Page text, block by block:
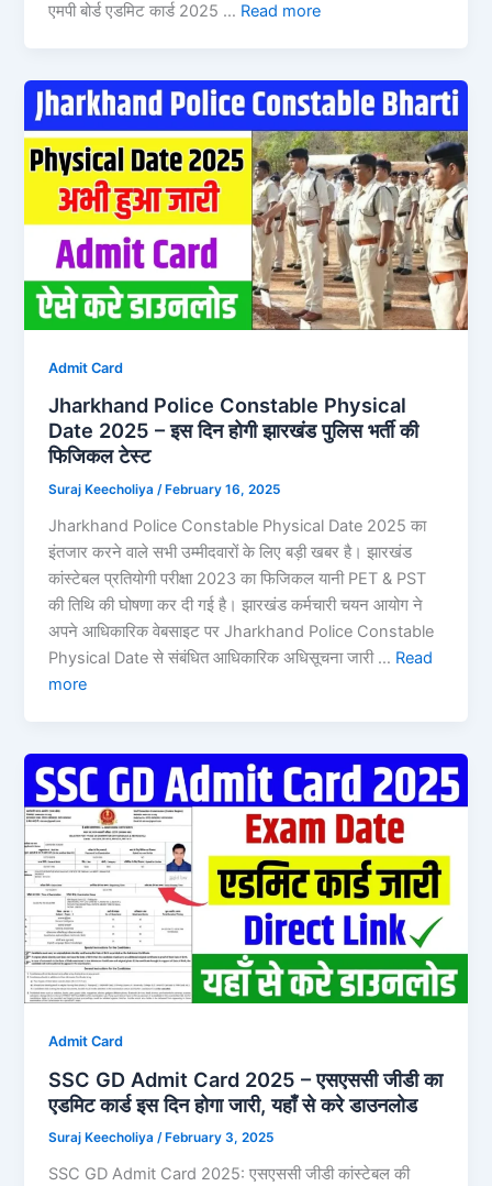
एमपी बोर्ड एडमिट कार्ड 2025 … Read more
Admit Card
Jharkhand Police Constable Physical
Date 2025 – इस दिन होगी झारखंड पुलिस भर्ती की
फिजिकल टेस्ट
Suraj Keecholiya/ February 16, 2025
Jharkhand Police Constable Physical Date 2025 का
इंतजार करने वाले सभी उम्मीदवारों के लिए बड़ी खबर है। झारखंड
कांस्टेबल प्रतियोगी परीक्षा 2023 का फिजिकल यानी PET & PST
की तिथि की घोषणा कर दी गई है। झारखंड कर्मचारी चयन आयोग ने
अपने आधिकारिक वेबसाइट पर Jharkhand Police Constable
Physical Date से संबंधित आधिकारिक अधिसूचना जारी … Read
more
Admit Card
SSC GD Admit Card 2025 – एसएससी जीडी का
एडमिट कार्ड इस दिन होगा जारी, यहाँ से करे डाउनलोड
Suraj Keecholiya/ February 3, 2025
SSC GD Admit Card 2025: एसएससी जीडी कांस्टेबल की